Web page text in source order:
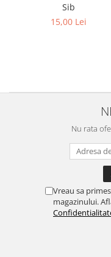
Sib
15,00 Lei
Nu rata
Vreau sa
magazinului.